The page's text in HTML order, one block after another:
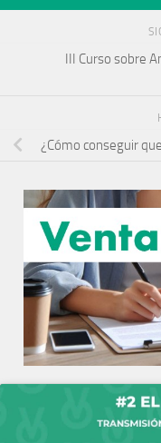
III Curso sobre
¿Cómo conseguir